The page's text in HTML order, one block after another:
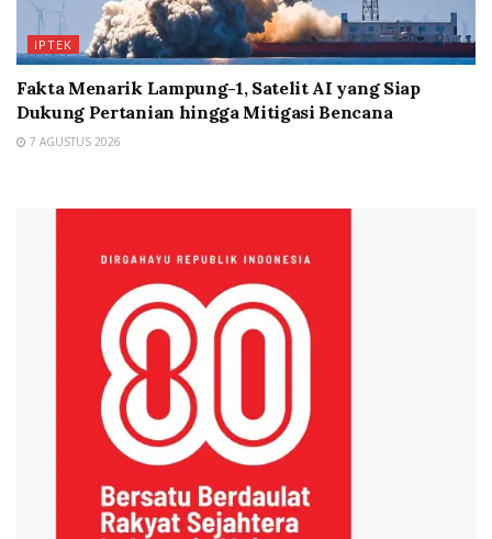
IPTEK
Fakta Menarik Lampung-1, Satelit AI yang Siap
Dukung Pertanian hingga Mitigasi Bencana
7 AGUSTUS 2026